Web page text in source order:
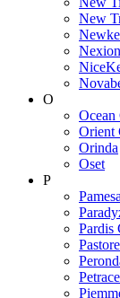
New
Nexion
O
Ocean
Orient
Orinda
Oset
P
Pamesa
Pardis